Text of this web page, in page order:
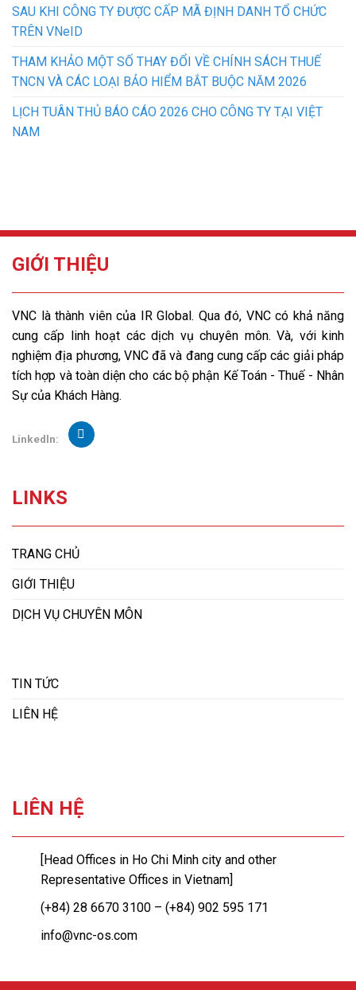
SAU KHI CÔNG TY ĐƯỢC CẤP MÃ ĐỊNH DANH TỔ CHỨC
TRÊN VNeID
THAM KHẢO MỘT SỐ THAY ĐỔI VỀ CHÍNH SÁCH THUẾ
TNCN VÀ CÁC LOẠI BẢO HIỂM BẮT BUỘC NĂM 2026
LỊCH TUÂN THỦ BÁO CÁO 2026 CHO CÔNG TY TẠI VIỆT
NAM
GIỚI THIỆU
VNC là thành viên của IR Global. Qua đó, VNC có khả năng
cung cấp linh hoạt các dịch vụ chuyên môn. Và, với kinh
nghiệm địa phương, VNC đã và đang cung cấp các giải pháp
tích hợp và toàn diện cho các bộ phận Kế Toán - Thuế - Nhân
Sự của Khách Hàng.
Linkedln:
LINKS
TRANG CHỦ
GIỚI THIỆU
DỊCH VỤ CHUYÊN MÔN
TIN TỨC
LIÊN HỆ
LIÊN HỆ
[Head Offices in Ho Chi Minh city and other
Representative Offices in Vietnam]
(+84) 28 6670 3100 – (+84) 902 595 171
info@vnc-os.com